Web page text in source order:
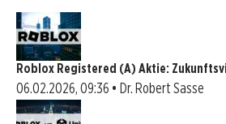
Roblox Registered (A) Aktie:
06.02.2026, 09:36 • Dr. Robert Sasse